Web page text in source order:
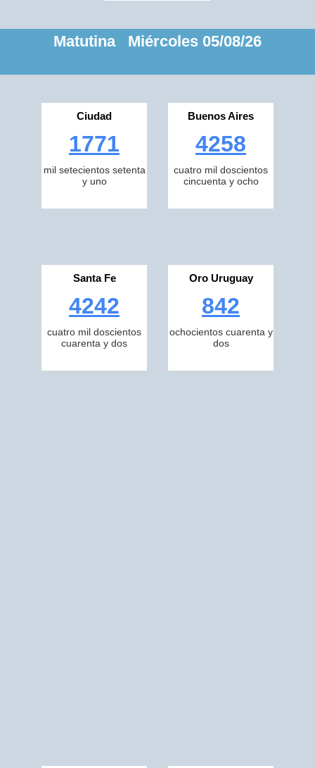
Matutina Miércoles 05/08/26
Ciudad
1771
mil setecientos setenta
y uno
Buenos Aires
4258
cuatro mil doscientos
cincuenta y ocho
Santa Fe
4242
cuatro mil doscientos
cuarenta y dos
Oro Uruguay
842
ochocientos cuarenta y
dos